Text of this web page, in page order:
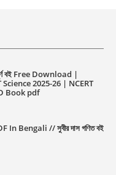
বই Free Download |
2025-26 | NCERT
Book pdf
Bengali // সুবীর দাস গণিত বই